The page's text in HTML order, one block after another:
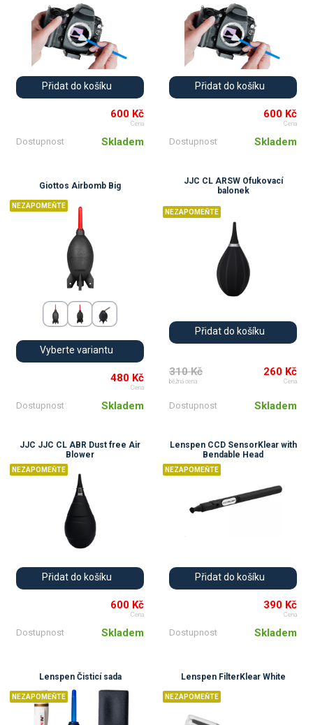
Přidat do košíku
600 Kč
Cena
Dostupnost Skladem
Přidat do košíku
600 Kč
Cena
Dostupnost Skladem
Giottos Airbomb Big
NEZAPOMEŇTE
Vyberte variantu
480 Kč
Cena
Dostupnost Skladem
JJC CL ARSW Ofukovací
balonek
NEZAPOMEŇTE
Přidat do košíku
310 Kč
běžná cena
260 Kč
Cena
Dostupnost Skladem
JJC JJC CL ABR Dust free Air
Blower
NEZAPOMEŇTE
Přidat do košíku
600 Kč
Cena
Dostupnost Skladem
Lenspen CCD SensorKlear with
Bendable Head
NEZAPOMEŇTE
Přidat do košíku
390 Kč
Cena
Dostupnost Skladem
Lenspen Čisticí sada
NEZAPOMEŇTE
Lenspen FilterKlear White
NEZAPOMEŇTE